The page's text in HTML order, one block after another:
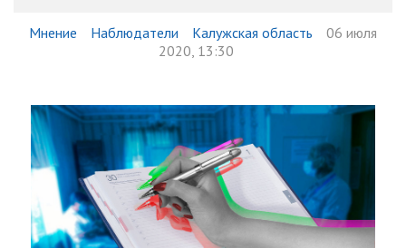
Мнение Наблюдатели Калужская область
06 июля
2020, 13:30